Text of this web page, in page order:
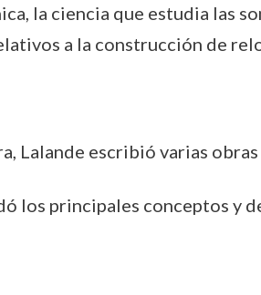
la ciencia que estudia las
a la construcción de
Lalande escribió varias
los principales conceptos y